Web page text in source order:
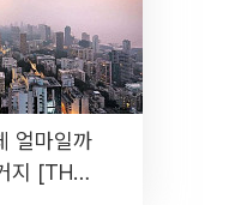
얼마일까
지 [THE